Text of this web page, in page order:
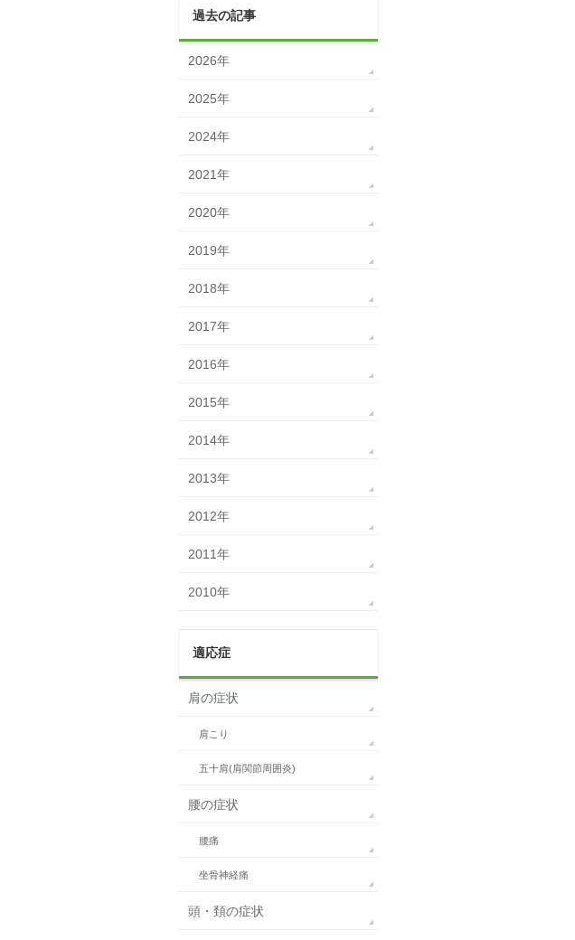
過去の記事
2026年
2025年
2024年
2021年
2020年
2019年
2018年
2017年
2016年
2015年
2014年
2013年
2012年
2011年
2010年
適応症
肩の症状
肩こり
五十肩(肩関節周囲炎)
腰の症状
腰痛
坐骨神経痛
頭・頚の症状